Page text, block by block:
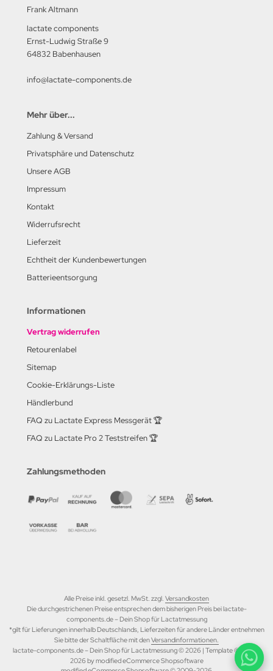
Frank Altmann
lactate components
Ernst-Ludwig Straße 9
64832 Babenhausen
info@lactate-components.de
Mehr über...
Zahlung & Versand
Privatsphäre und Datenschutz
Unsere AGB
Impressum
Kontakt
Widerrufsrecht
Lieferzeit
Echtheit der Kundenbewertungen
Batterieentsorgung
Informationen
Vertrag widerrufen
Retourenlabel
Sitemap
Cookie-Erklärungs-Liste
Händlerbund
FAQ zu Lactate Express Messgerät 🏆
FAQ zu Lactate Pro 2 Teststreifen 🏆
Zahlungsmethoden
Alle Preise inkl. gesetzl. MwSt. zzgl. Versandkosten
Die durchgestrichenen Preise entsprechen dem bisherigen Preis bei lactate-
components.de – Dein Shop für Lactatmessung
*gilt für Lieferungen innerhalb Deutschlands, Lieferzeiten für andere Länder entnehmen
Sie bitte der Schaltfläche mit denVersandinformationen.
lactate-components.de – Dein Shop für Lactatmessung © 2026 | Template © 2009-
2026 by modified eCommerce Shopsoftware